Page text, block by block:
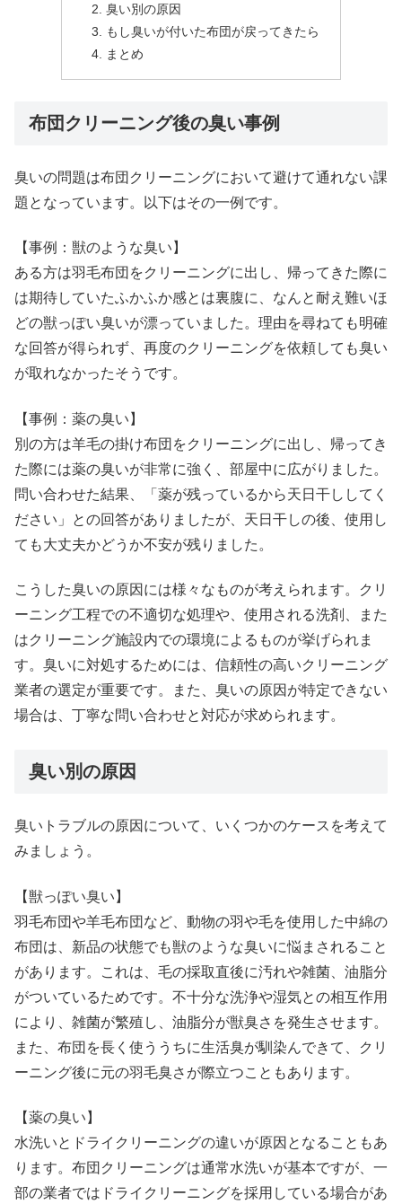
臭い別の原因
もし臭いが付いた布団が戻ってきたら
まとめ
布団クリーニング後の臭い事例
臭いの問題は布団クリーニングにおいて避けて通れない課
題となっています。以下はその一例です。
【事例：獣のような臭い】
ある方は羽毛布団をクリーニングに出し、帰ってきた際に
は期待していたふかふか感とは裏腹に、なんと耐え難いほ
どの獣っぽい臭いが漂っていました。理由を尋ねても明確
な回答が得られず、再度のクリーニングを依頼しても臭い
が取れなかったそうです。
【事例：薬の臭い】
別の方は羊毛の掛け布団をクリーニングに出し、帰ってき
た際には薬の臭いが非常に強く、部屋中に広がりました。
問い合わせた結果、「薬が残っているから天日干ししてく
ださい」との回答がありましたが、天日干しの後、使用し
ても大丈夫かどうか不安が残りました。
こうした臭いの原因には様々なものが考えられます。クリ
ーニング工程での不適切な処理や、使用される洗剤、また
はクリーニング施設内での環境によるものが挙げられま
す。臭いに対処するためには、信頼性の高いクリーニング
業者の選定が重要です。また、臭いの原因が特定できない
場合は、丁寧な問い合わせと対応が求められます。
臭い別の原因
臭いトラブルの原因について、いくつかのケースを考えて
みましょう。
【獣っぽい臭い】
羽毛布団や羊毛布団など、動物の羽や毛を使用した中綿の
布団は、新品の状態でも獣のような臭いに悩まされること
があります。これは、毛の採取直後に汚れや雑菌、油脂分
がついているためです。不十分な洗浄や湿気との相互作用
により、雑菌が繁殖し、油脂分が獣臭さを発生させます。
また、布団を長く使ううちに生活臭が馴染んできて、クリ
ーニング後に元の羽毛臭さが際立つこともあります。
【薬の臭い】
水洗いとドライクリーニングの違いが原因となることもあ
ります。布団クリーニングは通常水洗いが基本ですが、一
部の業者ではドライクリーニングを採用している場合があ